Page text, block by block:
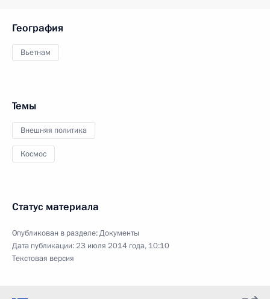
География
Вьетнам
Темы
Внешняя политика
Космос
Статус материала
Опубликован в разделе:Документы
Дата публикации:23 июля 2014 года, 10:10
Текстовая версия